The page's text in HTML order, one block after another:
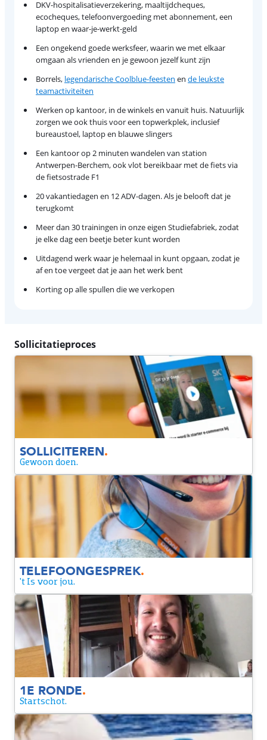
DKV-hospitalisatieverzekering, maaltijdcheques,
ecocheques, telefoonvergoeding met abonnement, een
laptop en waar-je-werkt-geld
Een ongekend goede werksfeer, waarin we met elkaar
omgaan als vrienden en je gewoon jezelf kunt zijn
Borrels, legendarische Coolblue-feesten en de leukste
teamactiviteiten
Werken op kantoor, in de winkels en vanuit huis. Natuurlijk
zorgen we ook thuis voor een topwerkplek, inclusief
bureaustoel, laptop en blauwe slingers
Een kantoor op 2 minuten wandelen van station
Antwerpen-Berchem, ook vlot bereikbaar met de fiets via
de fietsostrade F1
20 vakantiedagen en 12 ADV-dagen. Als je belooft dat je
terugkomt
Meer dan 30 trainingen in onze eigen Studiefabriek, zodat
je elke dag een beetje beter kunt worden
Uitdagend werk waar je helemaal in kunt opgaan, zodat je
af en toe vergeet dat je aan het werk bent
Korting op alle spullen die we verkopen
Sollicitatieproces
SOLLICITEREN.
Gewoon doen.
Solliciteren
Laat je gegevens achter en je hoort zo snel mogelijk of je
doorgaat naar de volgende ronde.
TELEFOONGESPREK.
't Is voor jou.
Telefoongesprek
We willen je iets beter leren kennen tijdens een
telefoongesprek. Tijdens dit gesprek vragen we naar je
motivatie voor Coolblue en de functie.
1E RONDE.
Startschot.
1e ronde
We gaan verder met elkaar in gesprek, zodat we elkaar
allerlei vragen kunnen stellen. Zo wordt het voor jou
duidelijker wat de rol inhoudt en krijgen wij een beter beeld
van jouw ervaring.
2e ronde